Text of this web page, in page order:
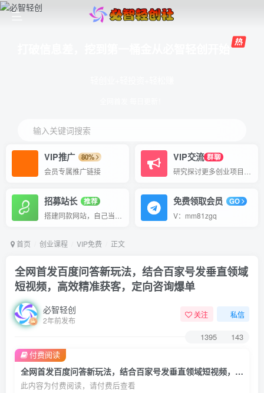
输入关键词搜索
VIP推广
80%
会员专属推广链接
VIP交流 群聊
招募站长
推荐
免费领取会员
GO
V：mm81zgq
首页 创业课程 VIP免费 正文
全网首发百度问答新玩法，结合百家号发垂直领域
短视频，高效精准获客，定向咨询爆单
必智轻创
2年前发布
关注 私信
1395 143
全网首发百度问答新玩法，结合百家号发垂直领域短视频，高效精准获客，定向咨询爆单
此内容为付费阅读，请付费后查看
付费阅读